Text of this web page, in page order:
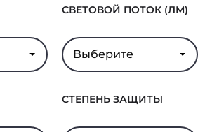
СВЕТОВОЙ ПОТОК (ЛМ)
Выберите
СТЕПЕНЬ ЗАЩИТЫ